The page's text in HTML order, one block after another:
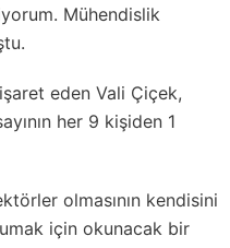
Mühendislik
eden Vali Çiçek,
her 9 kişiden 1
olmasının kendisini
için okunacak bir